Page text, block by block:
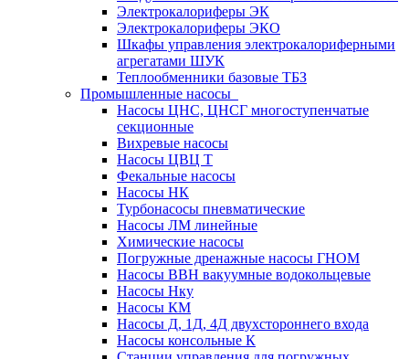
Электрокалориферы ЭК
Электрокалориферы ЭКО
Шкафы управления электрокалориферными
агрегатами ШУК
Теплообменники базовые ТБЗ
Промышленные насосы
Насосы ЦНС, ЦНСГ многоступенчатые
секционные
Вихревые насосы
Насосы ЦВЦ Т
Фекальные насосы
Насосы НК
Турбонасосы пневматические
Насосы ЛМ линейные
Химические насосы
Погружные дренажные насосы ГНОМ
Насосы ВВН вакуумные водокольцевые
Насосы Нку
Насосы КМ
Насосы Д, 1Д, 4Д двухстороннего входа
Насосы консольные К